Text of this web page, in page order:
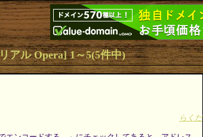
アル Opera] 1～5(5件中)
らくだ